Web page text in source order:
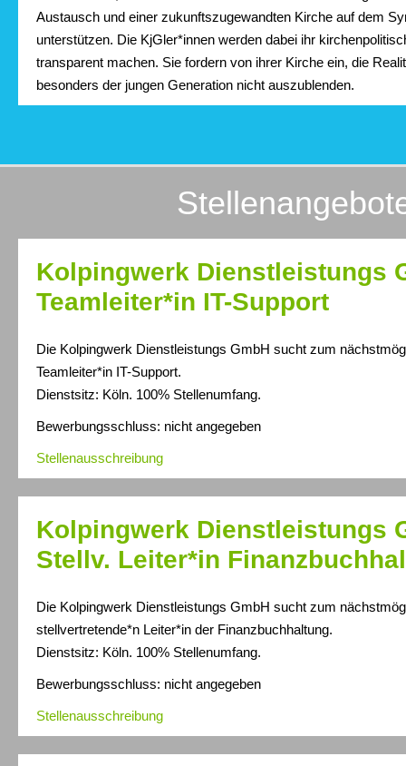
Austausch und einer zukunftszugewandten Kirche auf dem
unterstützen. Die KjGler*innen werden dabei ihr
transparent machen. Sie fordern von ihrer Kirche ein, die
besonders der jungen Generation nicht auszublenden.
Kolpingwerk Dienstleistungs
Teamleiter*in IT-Support
Die Kolpingwerk Dienstleistungs GmbH sucht zum
Teamleiter*in IT-Support.
Dienstsitz: Köln. 100% Stellenumfang.
Bewerbungsschluss: nicht angegeben
Stellenausschreibung
Kolpingwerk Dienstleistungs
Stellv. Leiter*in
Die Kolpingwerk Dienstleistungs GmbH sucht zum
stellvertretende*n Leiter*in der Finanzbuchhaltung.
Dienstsitz: Köln. 100% Stellenumfang.
Bewerbungsschluss: nicht angegeben
Stellenausschreibung